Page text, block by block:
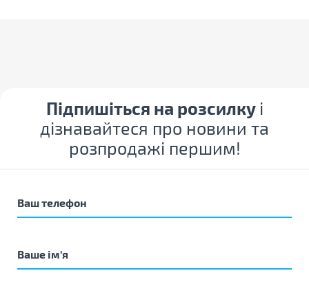
Підпишіться на розсилку і
дізнавайтеся про новини та
розпродажі першим!